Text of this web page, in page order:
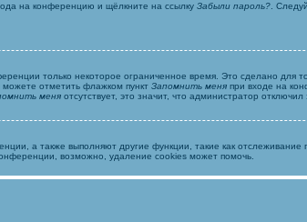
на конференцию и щёлкните на ссылку Забыли пароль? .
только некоторое ограниченное время. Это сделано для
можете отметить флажком пункт Запомнить меня при входе на
меня отсутствует, это значит, что администратор отключил
а также выполняют другие функции, такие как
возможно, удаление cookies может помочь.